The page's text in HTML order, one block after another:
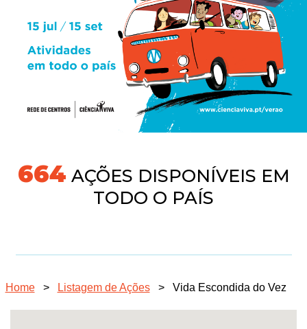
718AÇÕES DISPONÍVEIS EM
TODO O PAÍS
Home > Listagem de Ações > Vida Escondida do Vez